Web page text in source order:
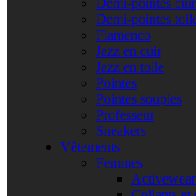
Demi-pointes cuir
Demi-pointes
Flamenco
Jazz en cuir
Jazz en toile
Pointes
Pointes souples
Professeur
Sneakers
Vêtements
Femmes
Activewear